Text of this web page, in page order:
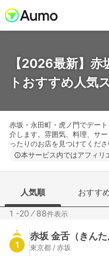
【2026最新】
トおすすめ人気
赤坂・永田町・虎ノ門でデー
介します。雰囲気、料理、サ
ったりのお店を見つけてくださ
本サービス内ではアフィリ
人気順 おすす
1 -20 ⁄88件表示
1
赤坂 金舌（きんた
東京都 / 赤坂